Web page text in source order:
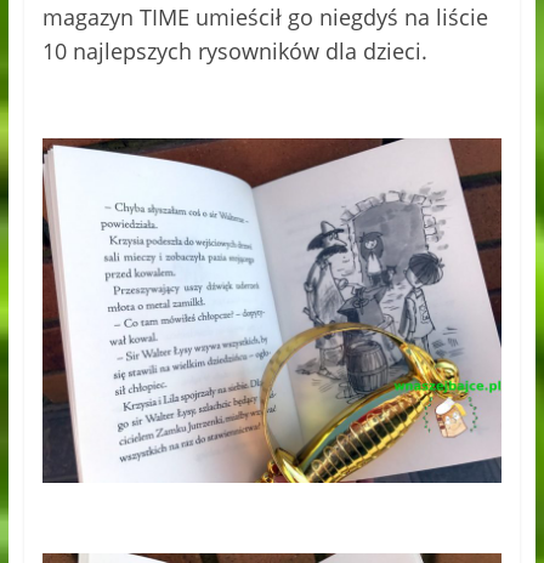
magazyn TIME umieścił go niegdyś na liście
10 najlepszych rysowników dla dzieci.